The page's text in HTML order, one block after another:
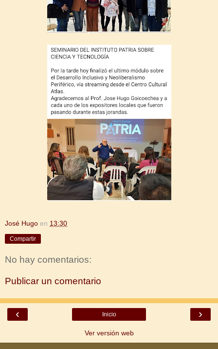
José Hugo en 13:30
Compartir
No hay comentarios:
Publicar un comentario
‹ ›
Inicio
Ver versión web